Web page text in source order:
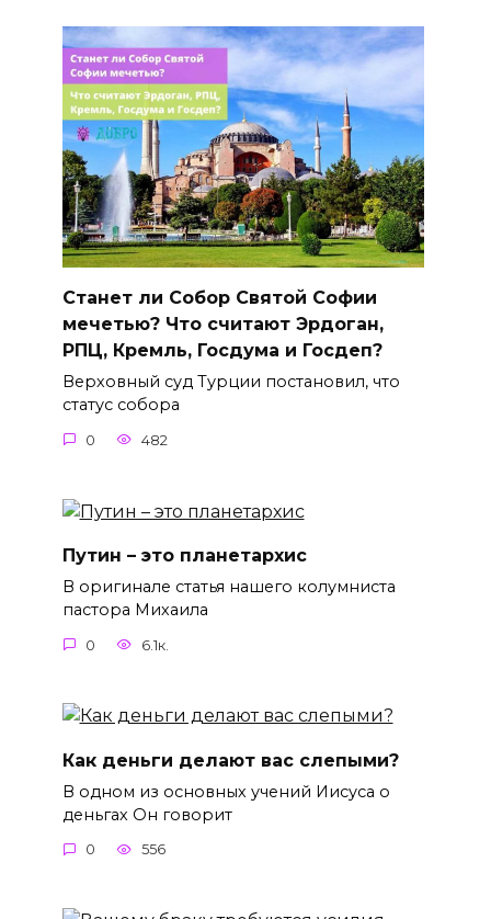
Станет ли Собор Святой Софии
мечетью? Что считают Эрдоган,
РПЦ, Кремль, Госдума и Госдеп?
Верховный суд Турции постановил, что
статус собора
0 482
Путин – это планетархис
В оригинале статья нашего колумниста
пастора Михаила
0 6.1к.
Как деньги делают вас слепыми?
В одном из основных учений Иисуса о
деньгах Он говорит
0 556